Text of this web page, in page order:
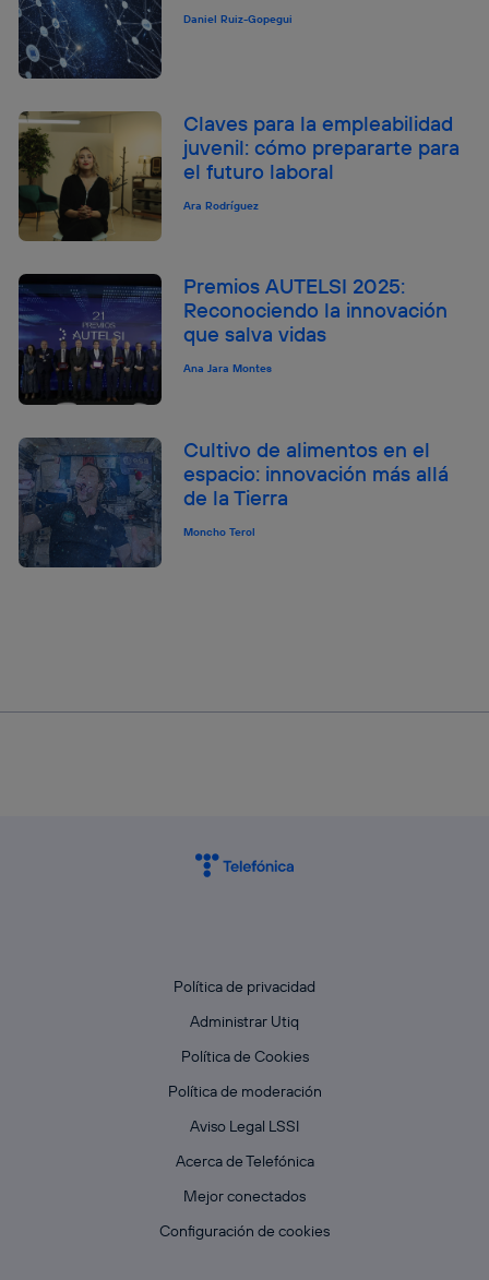
Daniel Ruiz-Gopegui
Claves para la empleabilidad
juvenil: cómo prepararte para
el futuro laboral
Ara Rodríguez
Premios AUTELSI 2025:
Reconociendo la innovación
que salva vidas
Ana Jara Montes
Cultivo de alimentos en el
espacio: innovación más allá
de la Tierra
Moncho Terol
Política de privacidad
Administrar Utiq
Política de Cookies
Política de moderación
Aviso Legal LSSI
Acerca de Telefónica
Mejor conectados
Configuración de cookies